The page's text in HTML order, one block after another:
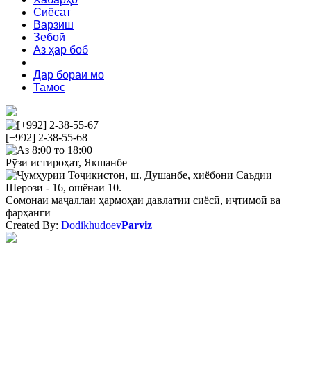
Сиёсат
Варзиш
Зебоӣ
Аз ҳар боб
Дар бораи мо
Тамос
[+992] 2-38-55-67
[+992] 2-38-55-68
Аз 8:00 то 18:00
Рӯзи истироҳат, Якшанбе
Ҷумҳурии Тоҷикистон, ш. Душанбе, хиёбони Саъдии
Шерозӣ - 16, ошёнаи 10.
Сомонаи маҷаллаи ҳармоҳаи давлатии сиёсӣ, иҷтимоӣ ва
фарҳангӣ
Created By: DodikhudoevParviz